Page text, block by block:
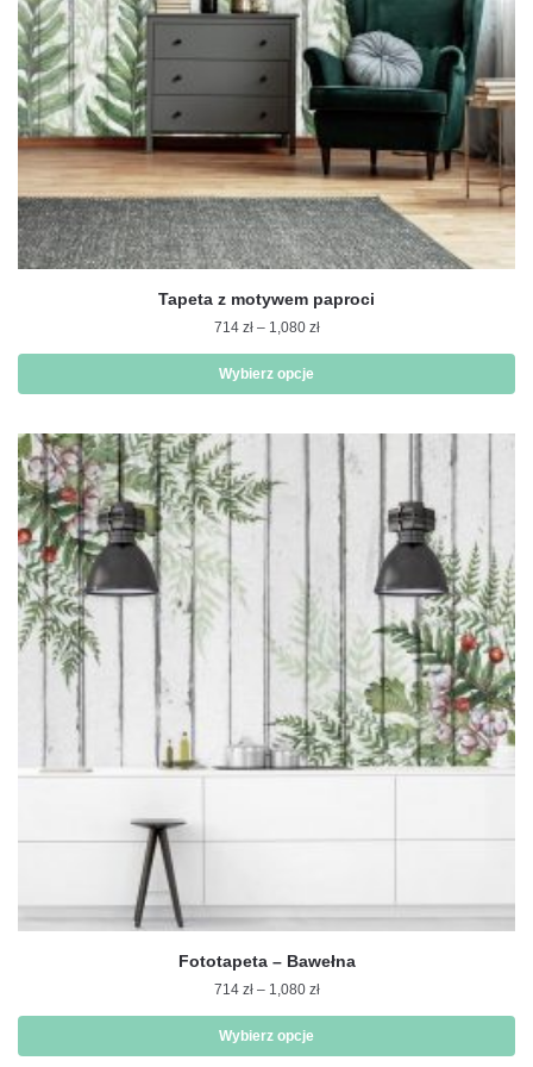
stronie
produktu
Tapeta z motywem paproci
714 zł – 1,080 złZakres
714 zł
1,080 zł
Wybierz opcje
produkt
wiele
wariantów.
można
wybrać
na
stronie
produktu
Fototapeta – Bawełna
714 zł – 1,080 złZakres
714 zł
Wybierz opcje